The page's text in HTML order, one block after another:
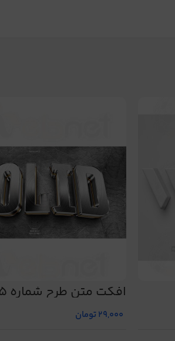
افکت متن طرح شماره 25
29,000تومان